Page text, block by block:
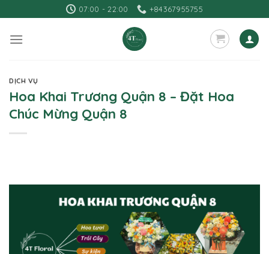
to
content
07:00 - 22:00 +84367955755
DỊCH VỤ
Hoa Khai Trương Quận 8 – Đặt Hoa
Chúc Mừng Quận 8